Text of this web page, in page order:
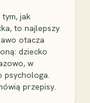
jak
to najlepszy
otacza
dziecko
w
psychologa.
przepisy.